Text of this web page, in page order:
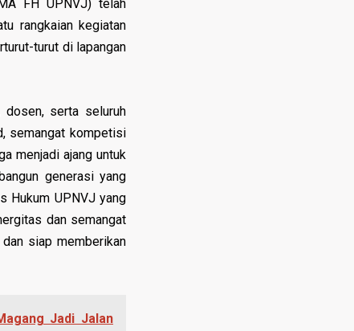
FH UPNVJ) telah
rangkaian kegiatan
turut di lapangan
dosen, serta seluruh
semangat kompetisi
menjadi ajang untuk
generasi yang
Hukum UPNVJ yang
dan semangat
siap memberikan
Jadi Jalan